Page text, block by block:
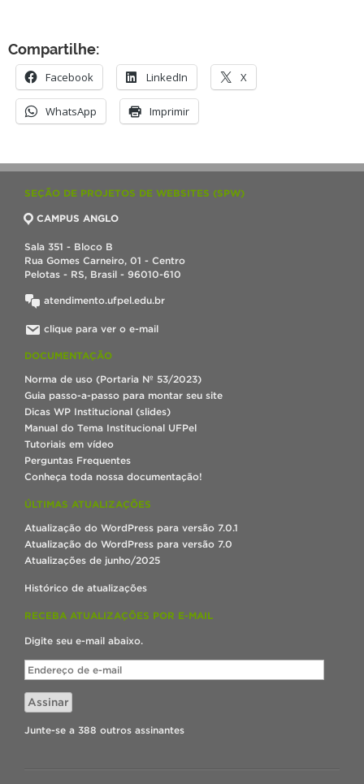
Compartilhe:
Facebook LinkedIn X
WhatsApp Imprimir
SEÇÃO DE PROJETOS DE WEBSITES (SPW)
CAMPUS ANGLO
Sala 351 - Bloco B
Rua Gomes Carneiro, 01 - Centro
Pelotas - RS, Brasil - 96010-610
atendimento.ufpel.edu.br
clique para ver o e-mail
DOCUMENTAÇÃO
Norma de uso (Portaria Nº 53/2023)
Guia passo-a-passo para montar seu site
Dicas WP Institucional (slides)
Manual do Tema Institucional UFPel
Tutoriais em vídeo
Perguntas Frequentes
Conheça toda nossa documentação!
ÚLTIMAS ATUALIZAÇÕES
Atualização do WordPress para versão 7.0.1
Atualização do WordPress para versão 7.0
Atualizações de junho/2025
Histórico de atualizações
RECEBA ATUALIZAÇÕES POR E-MAIL
Digite seu e-mail abaixo.
Endereço
de
e-
mail
Assinar
Junte-se a 388 outros assinantes